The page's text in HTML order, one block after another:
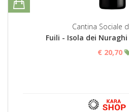
Cantina Sociale
Fuili - Isola dei Nuraghi
€ 20,70